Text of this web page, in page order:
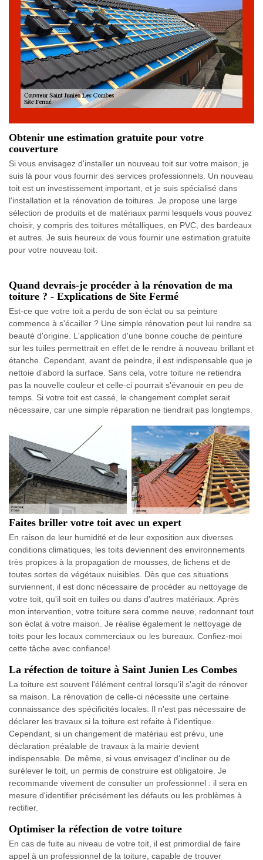
Obtenir une estimation gratuite pour votre
couverture
Si vous envisagez d'installer un nouveau toit sur votre maison, je
suis là pour vous fournir des services professionnels. Un nouveau
toit est un investissement important, et je suis spécialisé dans
l'installation et la rénovation de toitures. Je propose une large
sélection de produits et de matériaux parmi lesquels vous pouvez
choisir, y compris des toitures métalliques, en PVC, des bardeaux
et autres. Je suis heureux de vous fournir une estimation gratuite
pour votre nouveau toit.
Quand devrais-je procéder à la rénovation de ma
toiture ? - Explications de Site Fermé
Est-ce que votre toit a perdu de son éclat ou sa peinture
commence à s'écailler ? Une simple rénovation peut lui rendre sa
beauté d'origine. L'application d'une bonne couche de peinture
sur les tuiles permettrait en effet de le rendre à nouveau brillant et
étanche. Cependant, avant de peindre, il est indispensable que je
nettoie d'abord la surface. Sans cela, votre toiture ne retiendra
pas la nouvelle couleur et celle-ci pourrait s'évanouir en peu de
temps. Si votre toit est cassé, le changement complet serait
nécessaire, car une simple réparation ne tiendrait pas longtemps.
Faites briller votre toit avec un expert
En raison de leur humidité et de leur exposition aux diverses
conditions climatiques, les toits deviennent des environnements
très propices à la propagation de mousses, de lichens et de
toutes sortes de végétaux nuisibles. Dès que ces situations
surviennent, il est donc nécessaire de procéder au nettoyage de
votre toit, qu'il soit en tuiles ou dans d'autres matériaux. Après
mon intervention, votre toiture sera comme neuve, redonnant tout
son éclat à votre maison. Je réalise également le nettoyage de
toits pour les locaux commerciaux ou les bureaux. Confiez-moi
cette tâche avec confiance!
La réfection de toiture à Saint Junien Les Combes
La toiture est souvent l'élément central lorsqu'il s'agit de rénover
sa maison. La rénovation de celle-ci nécessite une certaine
connaissance des spécificités locales. Il n'est pas nécessaire de
déclarer les travaux si la toiture est refaite à l'identique.
Cependant, si un changement de matériau est prévu, une
déclaration préalable de travaux à la mairie devient
indispensable. De même, si vous envisagez d'incliner ou de
surélever le toit, un permis de construire est obligatoire. Je
recommande vivement de consulter un professionnel : il sera en
mesure d'identifier précisément les défauts ou les problèmes à
rectifier.
Optimiser la réfection de votre toiture
En cas de fuite au niveau de votre toit, il est primordial de faire
appel à un professionnel de la toiture, capable de trouver